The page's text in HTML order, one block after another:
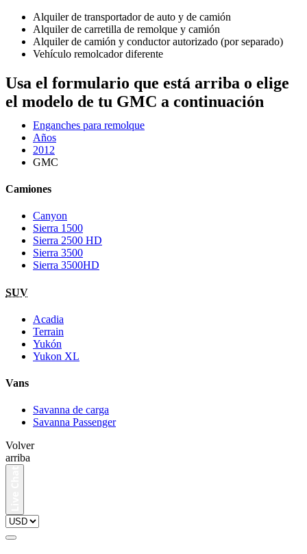
Alquiler de transportador de auto y de camión
Alquiler de carretilla de remolque y camión
Alquiler de camión y conductor autorizado (por separado)
Vehículo remolcador diferente
Usa el formulario que está arriba o elige
el modelo de tu GMC a continuación
Enganches para remolque
Años
2012
GMC
Camiones
Canyon
Sierra 1500
Sierra 2500 HD
Sierra 3500
Sierra 3500HD
SUV
Acadia
Terrain
Yukón
Yukon XL
Vans
Savanna de carga
Savanna Passenger
Volver
arriba